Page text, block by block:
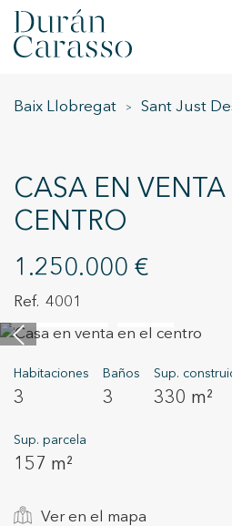
COMPRAR
VENDER
INVERSIONES
GRUPO DC
CONTACTO
Baix Llobregat Sant Just
CASA EN VENTA
CENTRO
1.250.000 €
4001
Habitaciones
3
Baños
3
Sup.
330 m²
Sup. parcela
157 m²
Ver en el mapa